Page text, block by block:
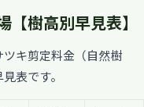
樹高別早見表】
キ剪定料金（自然樹
表です。